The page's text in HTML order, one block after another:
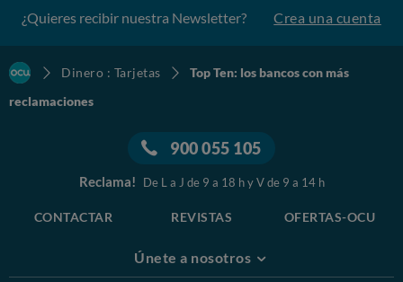
¿Quieres recibir nuestra Newsletter? Crea una cuenta
Dinero : Tarjetas
Top Ten: los bancos con más
reclamaciones
900 055 105
Reclama! De L a J de 9 a 18 h y V de 9 a 14 h
CONTACTAR REVISTAS OFERTAS-OCU
Únete a nosotros